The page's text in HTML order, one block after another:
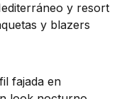
y resort
y blazers
fajada en